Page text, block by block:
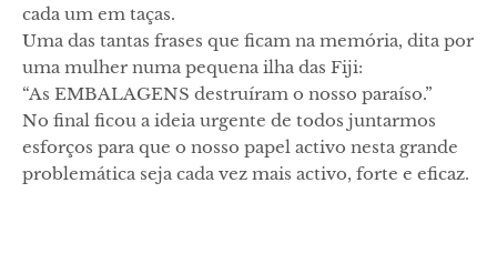
cada um em taças.
Uma das tantas frases que ficam na memória, dita por
uma mulher numa pequena ilha das Fiji:
“As EMBALAGENS destruíram o nosso paraíso.”
No final ficou a ideia urgente de todos juntarmos
esforços para que o nosso papel activo nesta grande
problemática seja cada vez mais activo, forte e eficaz.